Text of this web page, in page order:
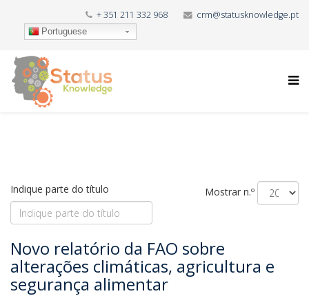
+ 351 211 332 968 crm@statusknowledge.pt
Portuguese
Indique parte do título Mostrar n.º
Novo relatório da FAO sobre
alterações climáticas, agricultura e
segurança alimentar